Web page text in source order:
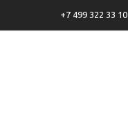
+7 499 322 33 10